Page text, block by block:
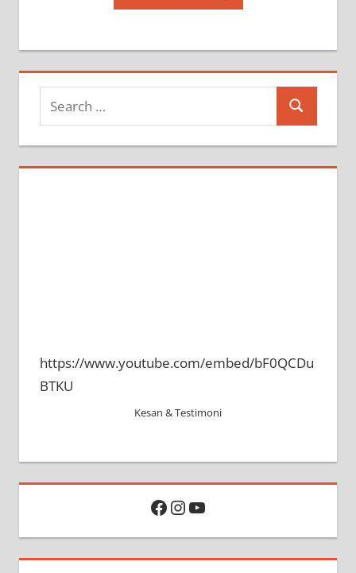
Search
for:
Search
https://www.youtube.com/embed/bF0QCDu
BTKU
Kesan & Testimoni
Facebook
Instagram
YouTube